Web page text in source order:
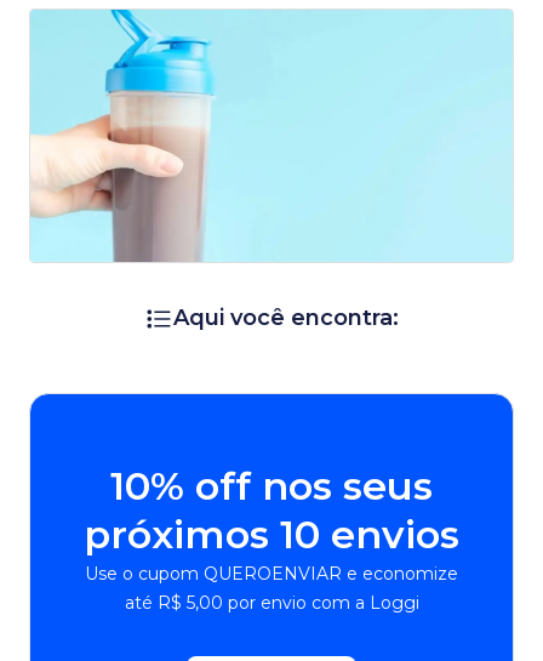
Aqui você encontra:
10% off nos seus
próximos 10 envios
Use o cupom QUEROENVIAR e economize
até R$ 5,00 por envio com a Loggi